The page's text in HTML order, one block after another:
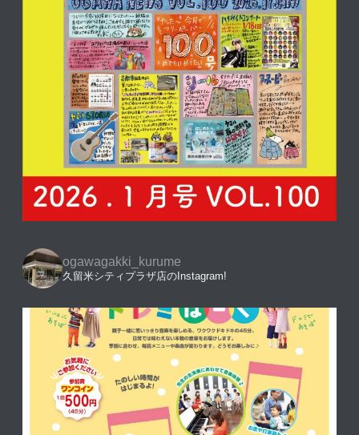
ogawagakki_kurume
久留米シティプラザ店のInstagram!